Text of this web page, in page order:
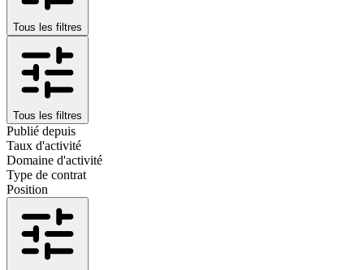
Tous les filtres
Tous les filtres
Publié depuis
Taux d'activité
Domaine d'activité
Type de contrat
Position